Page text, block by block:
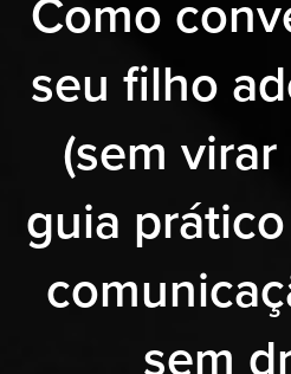
Como
seu filho
(sem
guia
sem